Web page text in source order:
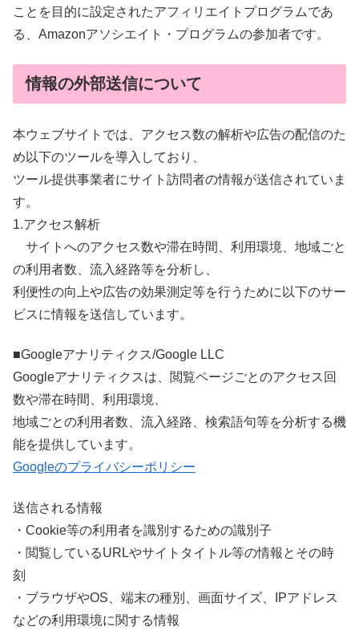
ことを目的に設定されたアフィリエイトプログラムであ
る、Amazonアソシエイト・プログラムの参加者です。
情報の外部送信について
本ウェブサイトでは、アクセス数の解析や広告の配信のた
め以下のツールを導入しており、
ツール提供事業者にサイト訪問者の情報が送信されていま
す。
1.アクセス解析
サイトへのアクセス数や滞在時間、利用環境、地域ごと
の利用者数、流入経路等を分析し、
利便性の向上や広告の効果測定等を行うために以下のサー
ビスに情報を送信しています。
■Googleアナリティクス/Google LLC
Googleアナリティクスは、閲覧ページごとのアクセス回
数や滞在時間、利用環境、
地域ごとの利用者数、流入経路、検索語句等を分析する機
能を提供しています。
Googleのプライバシーポリシー
送信される情報
・Cookie等の利用者を識別するための識別子
・閲覧しているURLやサイトタイトル等の情報とその時
刻
・ブラウザやOS、端末の種別、画面サイズ、IPアドレス
などの利用環境に関する情報